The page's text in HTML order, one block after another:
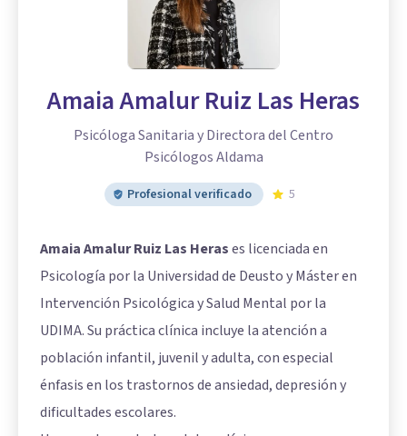
Amaia Amalur Ruiz Las Heras
Psicóloga Sanitaria y Directora del Centro
Psicólogos Aldama
Profesional verificado 5
Amaia Amalur Ruiz Las Herases licenciada en
Psicología por la Universidad de Deusto y Máster en
Intervención Psicológica y Salud Mental por la
UDIMA. Su práctica clínica incluye la atención a
población infantil, juvenil y adulta, con especial
énfasis en los trastornos de ansiedad, depresión y
dificultades escolares.